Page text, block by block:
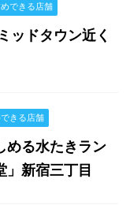
できる店舗
ッドタウン近く
きる店舗
める水たきラン
」新宿三丁目